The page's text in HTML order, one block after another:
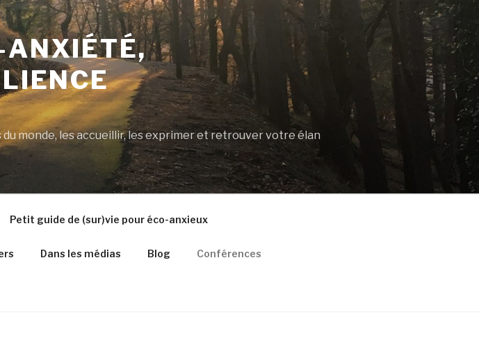
ANXIÉTÉ,
monde, les accueillir, les exprimer et retrouver votre élan
Petit guide de (sur)vie pour éco-anxieux
Dans les médias Blog Conférences